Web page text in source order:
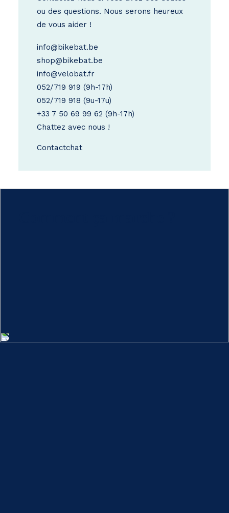
ou des questions. Nous serons heureux
de vous aider !
info@bikebat.be
shop@bikebat.be
info@velobat.fr
052/719 919 (9h-17h)
052/719 918 (9u-17u)
+33 7 50 69 99 62 (9h-17h)
Chattez avec nous !
Contactchat